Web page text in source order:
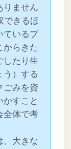
りません
できるほ
ているプ
からきた
したり生
う）する
ごみを資
かすこと
全体で考
、大きな